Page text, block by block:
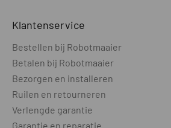
Klantenservice
Bestellen bij Robotmaaier
Betalen bij Robotmaaier
Bezorgen en installeren
Ruilen en retourneren
Verlengde garantie
Garantie en reparatie